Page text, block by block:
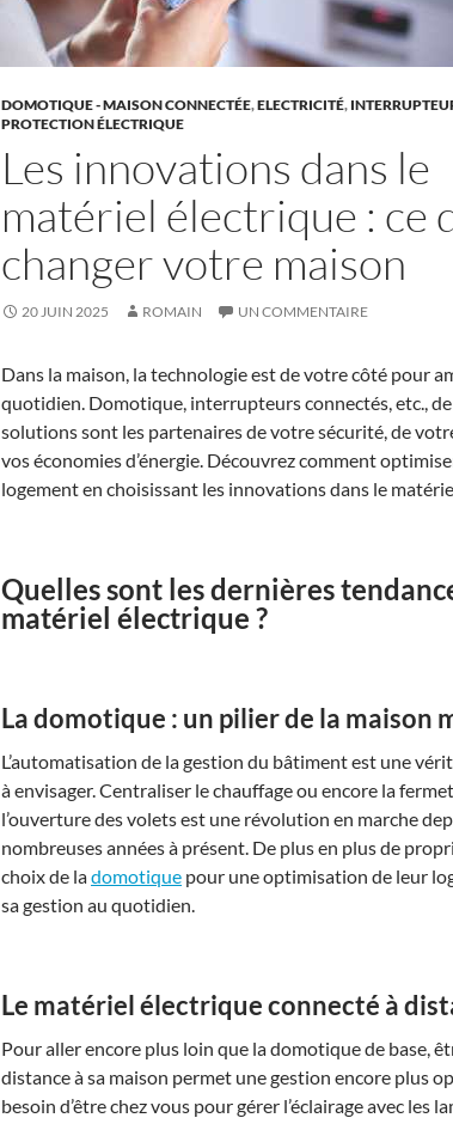
DOMOTIQUE - MAISON CONNECTÉE,ELECTRICITÉ,
PROTECTION ÉLECTRIQUE
Les innovations dans le
matériel électrique : ce
changer votre maison
20 JUIN 2025 ROMAIN UN COMMENTAIRE
Dans la maison, la technologie est de votre côté pour
quotidien. Domotique, interrupteurs connectés, etc.,
solutions sont les partenaires de votre sécurité, de
vos économies d’énergie. Découvrez comment
logement en choisissant les innovations dans le
Quelles sont les dernières
matériel électrique ?
La domotique : un pilier de la maison
L’automatisation de la gestion du bâtiment est une
à envisager. Centraliser le chauffage ou encore la
l’ouverture des volets est une révolution en marche
nombreuses années à présent. De plus en plus de
choix de ladomotique pour une optimisation de leur
sa gestion au quotidien.
Le matériel électrique connecté à
Pour aller encore plus loin que la domotique de base,
distance à sa maison permet une gestion encore plus
besoin d’être chez vous pour gérer l’éclairage avec les